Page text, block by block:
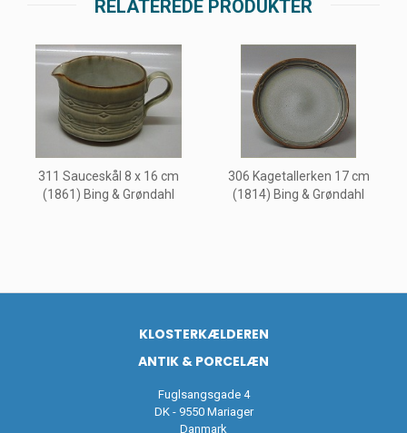
RELATEREDE PRODUKTER
311 Sauceskål 8 x 16 cm
(1861) Bing & Grøndahl
306 Kagetallerken 17 cm
(1814) Bing & Grøndahl
KLOSTERKÆLDEREN
ANTIK & PORCELÆN
Fuglsangsgade 4
DK - 9550 Mariager
Danmark